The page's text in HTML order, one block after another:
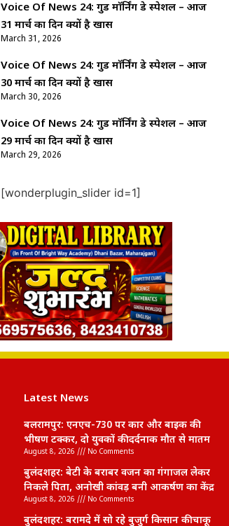
Voice Of News 24: गुड माॅर्निंग डे स्पेशल – आज
31 मार्च का दिन क्यों है खास
March 31, 2026
Voice Of News 24: गुड माॅर्निंग डे स्पेशल – आज
30 मार्च का दिन क्यों है खास
March 30, 2026
Voice Of News 24: गुड माॅर्निंग डे स्पेशल – आज
29 मार्च का दिन क्यों है खास
March 29, 2026
[wonderplugin_slider id=1]
Latest News
बलरामपुर: एनएच-730 पर कार और बाइक की
भीषण टक्कर, दो युवकों की दर्दनाक मौत से मातम
August 8, 2026 No Comments
बुलंदशहर: बेटी के बराबर वजन का गंगाजल लेकर
निकले पिता, अनोखी कांवड़ बनी आकर्षण का केंद्र
August 8, 2026 No Comments
बुलंदशहर: बरामदे में सो रहे बुजुर्ग किसान की चाकू